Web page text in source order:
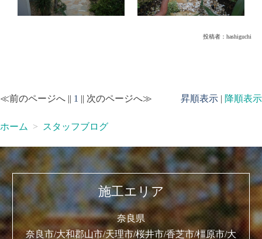
投稿者：hashiguchi
≪前のページへ || 1 || 次のページへ≫ 昇順表示 | 降順表示
ホーム スタッフブログ
施工エリア
奈良県
奈良市/大和郡山市/天理市/桜井市/香芝市/橿原市/大